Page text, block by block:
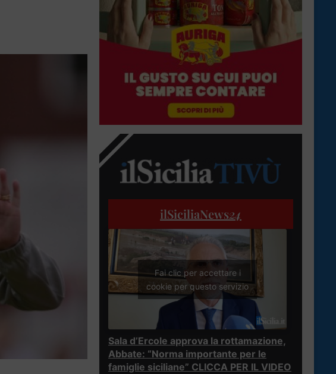
ilSiciliaNews24
Fai clic per accettare i
cookie per questo servizio
Sala d’Ercole approva la rottamazione,
Abbate: “Norma importante per le
famiglie siciliane” CLICCA PER IL VIDEO